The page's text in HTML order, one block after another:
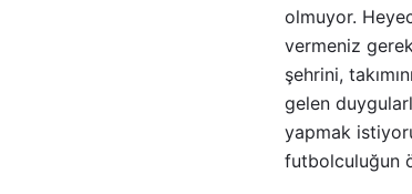
olmuyor.
vermeniz
şehrini,
gelen
yapmak
futbolculuğun